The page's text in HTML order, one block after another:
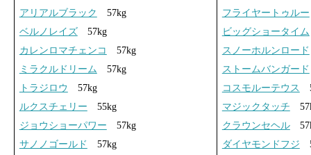
アリアルブラック
57kg
ベルノレイズ57kg
カレンロマチェンコ
57kg
ミラクルドリーム 57kg
トラジロウ
57kg
ルクスチェリー 55kg
ジョウショーパワー 57kg
サノノゴールド
57kg
フライヤートゥルー
ビッグショータイム
スノーホルンロード
ストームバンガード
コスモルーテウス
マジックタッチ
クラウンセヘル
ダイヤモンドフジ